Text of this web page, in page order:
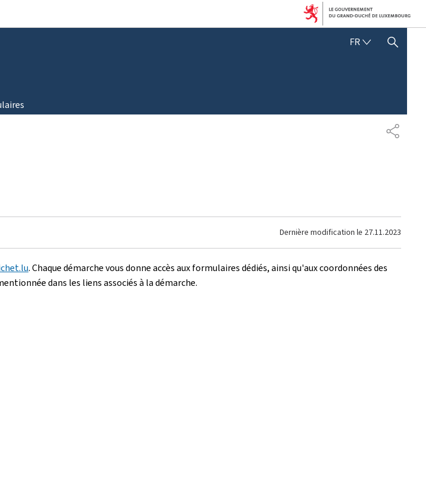
FRFRANÇAIS
AFFICHER / MASQUER
Dernière modification le 27.11.2023
. Chaque démarche vous donne accès aux formulaires dédiés, ainsi qu'aux coordonnées des
dans les liens associés à la démarche.